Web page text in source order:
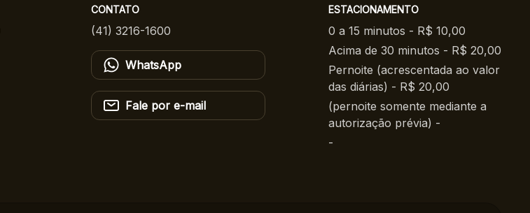
CONTATO
(41) 3216-1600
WhatsApp
Fale por e-mail
ESTACIONAMENTO
0 a 15 minutos - R$ 10,00
Acima de 30 minutos - R$ 20,00
Pernoite (acrescentada ao valor
das diárias) - R$ 20,00
(pernoite somente mediante a
autorização prévia) -
-